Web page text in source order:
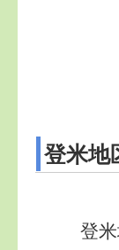
登米地
登米